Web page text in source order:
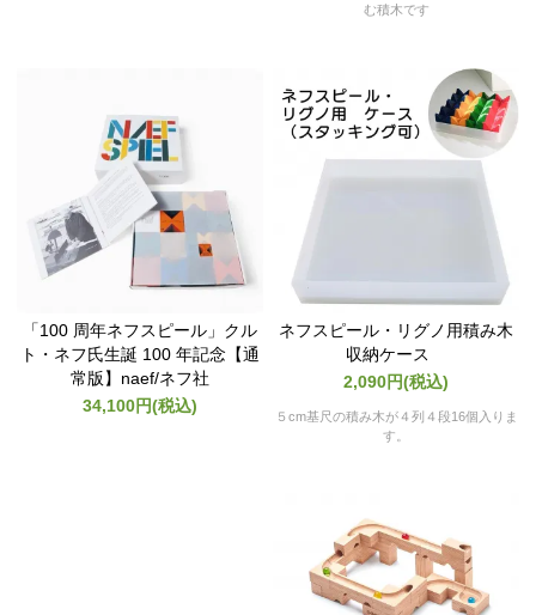
む積木です
「100 周年ネフスピール」クル
ト・ネフ氏生誕 100 年記念【通
常版】naef/ネフ社
34,100円(税込)
ネフスピール・リグノ用積み木
収納ケース
2,090円(税込)
５cm基尺の積み木が４列４段16個入りま
す。